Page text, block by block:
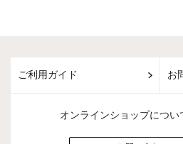
ご利用ガイド お
オンラインショップにつ